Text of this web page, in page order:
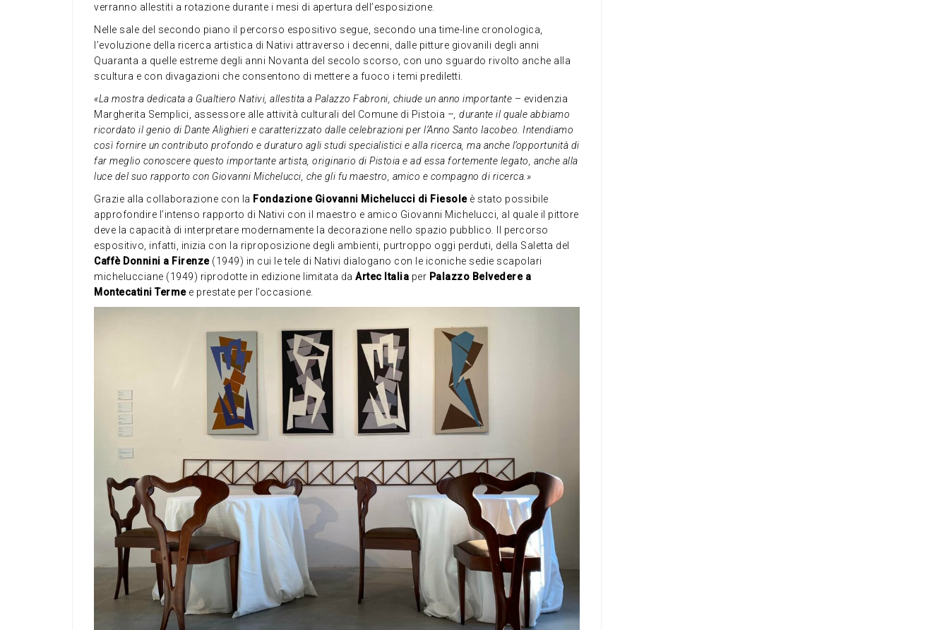
verranno allestiti a rotazione durante i mesi di apertura dell’esposizione.
Nelle sale del secondo piano il percorso espositivo segue, secondo una time-line cronologica,
l’evoluzione della ricerca artistica di Nativi attraverso i decenni, dalle pitture giovanili degli anni
Quaranta a quelle estreme degli anni Novanta del secolo scorso, con uno sguardo rivolto anche alla
scultura e con divagazioni che consentono di mettere a fuoco i temi prediletti.
«La mostra dedicata a Gualtiero Nativi, allestita a Palazzo Fabroni, chiude un anno importante – evidenzia
Margherita Semplici, assessore alle attività culturali del Comune di Pistoia – , durante il quale abbiamo
ricordato il genio di Dante Alighieri e caratterizzato dalle celebrazioni per l’Anno Santo Iacobeo. Intendiamo
così fornire un contributo profondo e duraturo agli studi specialistici e alla ricerca, ma anche l’opportunità di
far meglio conoscere questo importante artista, originario di Pistoia e ad essa fortemente legato, anche alla
luce del suo rapporto con Giovanni Michelucci, che gli fu maestro, amico e compagno di ricerca.»
Grazie alla collaborazione con la Fondazione Giovanni Michelucci di Fiesole è stato possibile
approfondire l’intenso rapporto di Nativi con il maestro e amico Giovanni Michelucci, al quale il pittore
deve la capacità di interpretare modernamente la decorazione nello spazio pubblico. Il percorso
espositivo, infatti, inizia con la riproposizione degli ambienti, purtroppo oggi perduti, della Saletta del
Caffè Donnini a Firenze(1949) in cui le tele di Nativi dialogano con le iconiche sedie scapolari
michelucciane (1949) riprodotte in edizione limitata da Artec Italia per Palazzo Belvedere a
Montecatini Termee prestate per l’occasione.